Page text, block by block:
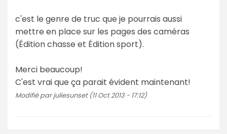
c'est le genre de truc que je pourrais aussi
mettre en place sur les pages des caméras
(Édition chasse et Édition sport).
Merci beaucoup!
C'est vrai que ça parait évident maintenant!
Modifié par juliesunset (11 Oct 2013 - 17:12)